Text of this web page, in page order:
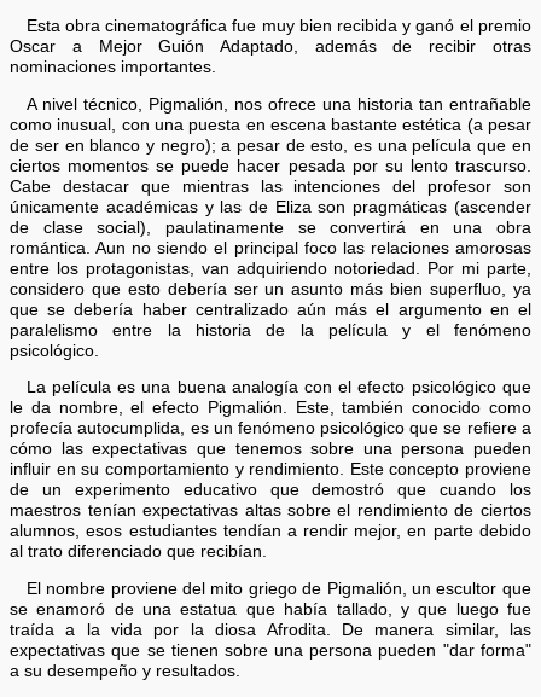
Esta obra cinematográfica fue muy bien recibida y ganó el premio
Oscar a Mejor Guión Adaptado, además de recibir otras
nominaciones importantes.
A nivel técnico, Pigmalión, nos ofrece una historia tan entrañable
como inusual, con una puesta en escena bastante estética (a pesar
de ser en blanco y negro); a pesar de esto, es una película que en
ciertos momentos se puede hacer pesada por su lento trascurso.
Cabe destacar que mientras las intenciones del profesor son
únicamente académicas y las de Eliza son pragmáticas (ascender
de clase social), paulatinamente se convertirá en una obra
romántica. Aun no siendo el principal foco las relaciones amorosas
entre los protagonistas, van adquiriendo notoriedad. Por mi parte,
considero que esto debería ser un asunto más bien superfluo, ya
que se debería haber centralizado aún más el argumento en el
paralelismo entre la historia de la película y el fenómeno
psicológico.
La película es una buena analogía con el efecto psicológico que
le da nombre, el efecto Pigmalión. Este, también conocido como
profecía autocumplida, es un fenómeno psicológico que se refiere a
cómo las expectativas que tenemos sobre una persona pueden
influir en su comportamiento y rendimiento. Este concepto proviene
de un experimento educativo que demostró que cuando los
maestros tenían expectativas altas sobre el rendimiento de ciertos
alumnos, esos estudiantes tendían a rendir mejor, en parte debido
al trato diferenciado que recibían.
El nombre proviene del mito griego de Pigmalión, un escultor que
se enamoró de una estatua que había tallado, y que luego fue
traída a la vida por la diosa Afrodita. De manera similar, las
expectativas que se tienen sobre una persona pueden "dar forma"
a su desempeño y resultados.